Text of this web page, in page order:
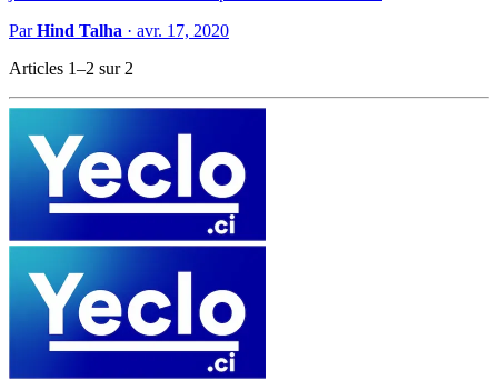
ParHind Talha · avr. 17, 2020
Articles 1–2 sur 2